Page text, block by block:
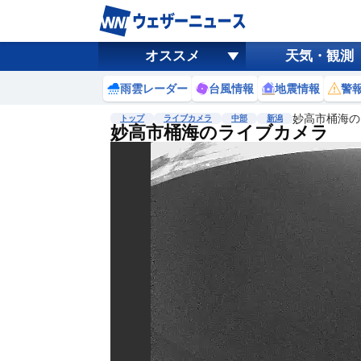
オススメ 天気・観測
雨雲レーダー 台風情報 地震情報 警
トップ ライブカメラ 中部 新潟 妙高市桶海
妙高市桶海のライブカメラ